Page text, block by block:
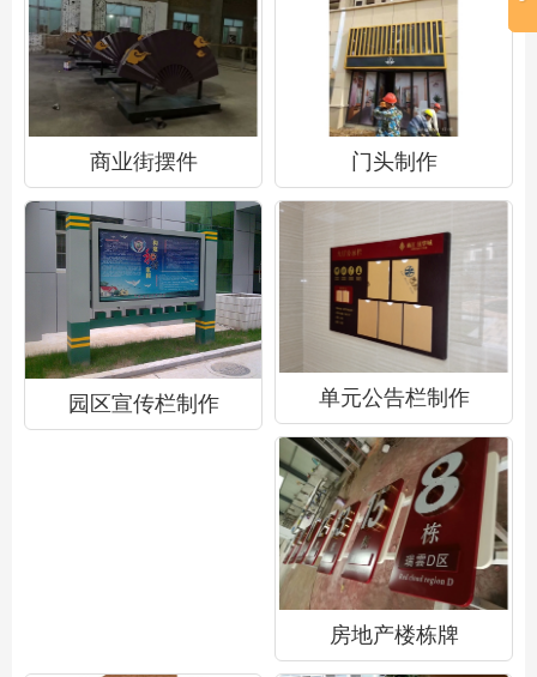
商业街摆件 门头制作
园区宣传栏制作 单元公告栏制作
房地产楼栋牌